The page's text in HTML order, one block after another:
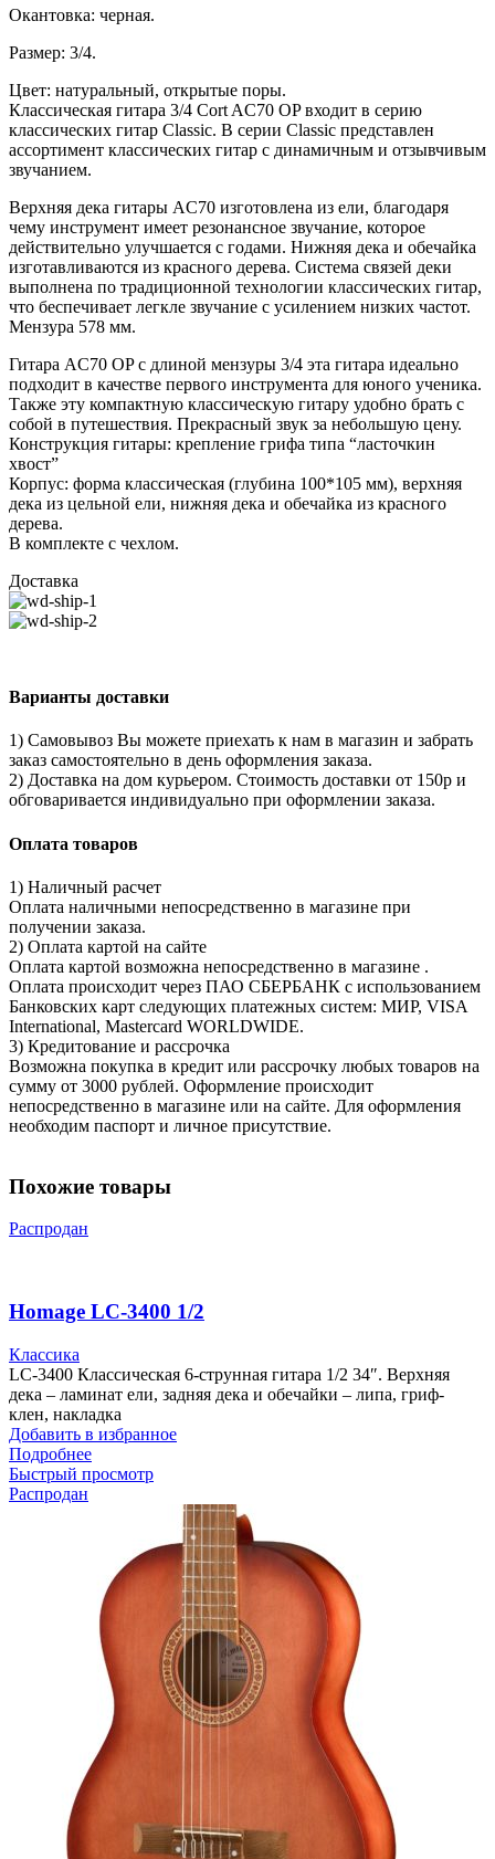
Окантовка: черная.
Размер: 3/4.
Цвет: натуральный, открытые поры.
Классическая гитара 3/4 Cort AC70 OP входит в серию
классических гитар Classic. В серии Classic представлен
ассортимент классических гитар с динамичным и отзывчивым
звучанием.
Верхняя дека гитары AC70 изготовлена из ели, благодаря
чему инструмент имеет резонансное звучание, которое
действительно улучшается с годами. Нижняя дека и обечайка
изготавливаются из красного дерева. Система связей деки
выполнена по традиционной технологии классических гитар,
что беспечивает легкле звучание с усилением низких частот.
Мензура 578 мм.
Гитара AC70 OP с длиной мензуры 3/4 эта гитара идеально
подходит в качестве первого инструмента для юного ученика.
Также эту компактную классическую гитару удобно брать с
собой в путешествия. Прекрасный звук за небольшую цену.
Конструкция гитары: крепление грифа типа “ласточкин
хвост”
Корпус: форма классическая (глубина 100*105 мм), верхняя
дека из цельной ели, нижняя дека и обечайка из красного
дерева.
В комплекте с чехлом.
Доставка
Варианты доставки
1) Самовывоз Вы можете приехать к нам в магазин и забрать
заказ самостоятельно в день оформления заказа.
2) Доставка на дом курьером. Стоимость доставки от 150р и
обговаривается индивидуально при оформлении заказа.
Оплата товаров
1) Наличный расчет
Оплата наличными непосредственно в магазине при
получении заказа.
2) Оплата картой на сайте
Оплата картой возможна непосредственно в магазине .
Оплата происходит через ПАО СБЕРБАНК с использованием
Банковских карт следующих платежных систем: МИР, VISA
International, Mastercard WORLDWIDE.
3) Кредитование и рассрочка
Возможна покупка в кредит или рассрочку любых товаров на
сумму от 3000 рублей. Оформление происходит
непосредственно в магазине или на сайте. Для оформления
необходим паспорт и личное присутствие.
Похожие товары
Распродан
Homage LC-3400 1/2
Классика
LC-3400 Классическая 6-струнная гитара 1/2 34″. Верхняя
дека – ламинат ели, задняя дека и обечайки – липа, гриф-
клен, накладка
Добавить в избранное
Подробнее
Быстрый просмотр
Распродан